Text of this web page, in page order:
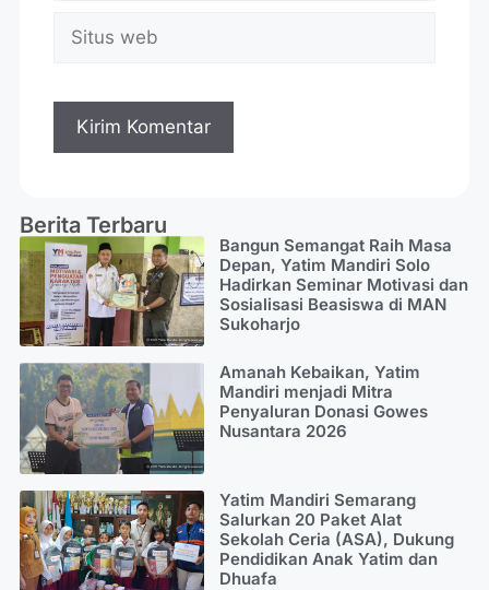
Berita Terbaru
Bangun Semangat Raih Masa
Depan, Yatim Mandiri Solo
Hadirkan Seminar Motivasi dan
Sosialisasi Beasiswa di MAN
Sukoharjo
Amanah Kebaikan, Yatim
Mandiri menjadi Mitra
Penyaluran Donasi Gowes
Nusantara 2026
Yatim Mandiri Semarang
Salurkan 20 Paket Alat
Sekolah Ceria (ASA), Dukung
Pendidikan Anak Yatim dan
Dhuafa